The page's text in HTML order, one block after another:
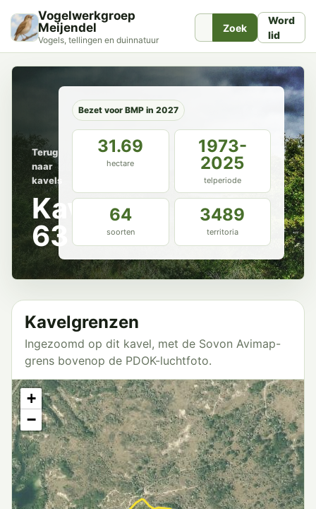
Vogelwerkgroep
Meijendel
Vogels, tellingen en duinnatuur
Zoek
Word
lid
Terug
naar
kavels
Kavel
63
Bezet voor BMP in 2027
31.69
hectare
1973-
2025
telperiode
64
soorten
3489
territoria
Kavelgrenzen
Ingezoomd op dit kavel, met de Sovon Avimap-
grens bovenop de PDOK-luchtfoto.
+
−